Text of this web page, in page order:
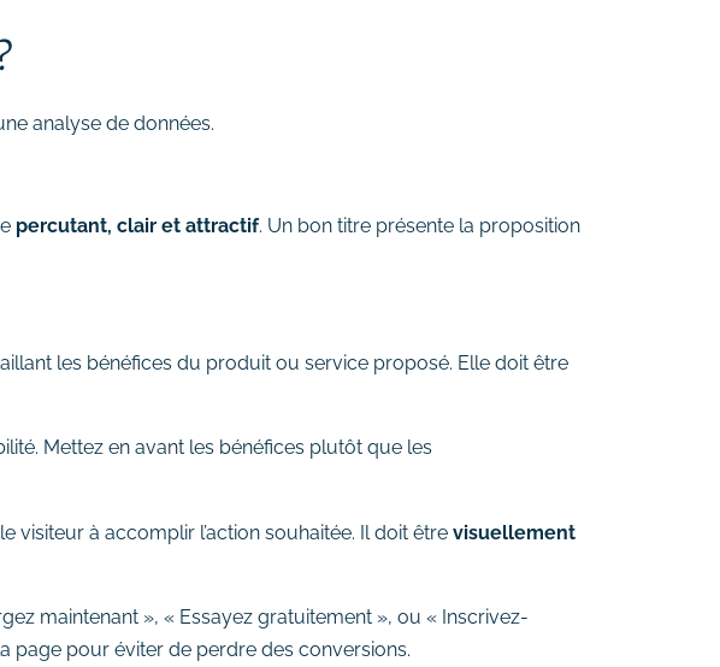
analyse de données.
percutant, clair et attractif. Un bon titre présente la proposition
les bénéfices du produit ou service proposé. Elle doit être
Mettez en avant les bénéfices plutôt que les
visiteur à accomplir l’action souhaitée. Il doit être visuellement
maintenant », « Essayez gratuitement », ou « Inscrivez-
page pour éviter de perdre des conversions.